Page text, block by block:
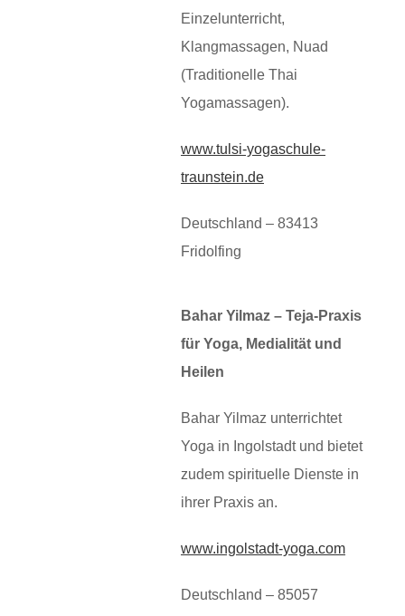
Einzelunterricht,
Klangmassagen, Nuad
(Traditionelle Thai
Yogamassagen).
www.tulsi-yogaschule-
traunstein.de
Deutschland – 83413
Fridolfing
Bahar Yilmaz – Teja-Praxis
für Yoga, Medialität und
Heilen
Bahar Yilmaz unterrichtet
Yoga in Ingolstadt und bietet
zudem spirituelle Dienste in
ihrer Praxis an.
www.ingolstadt-yoga.com
Deutschland – 85057